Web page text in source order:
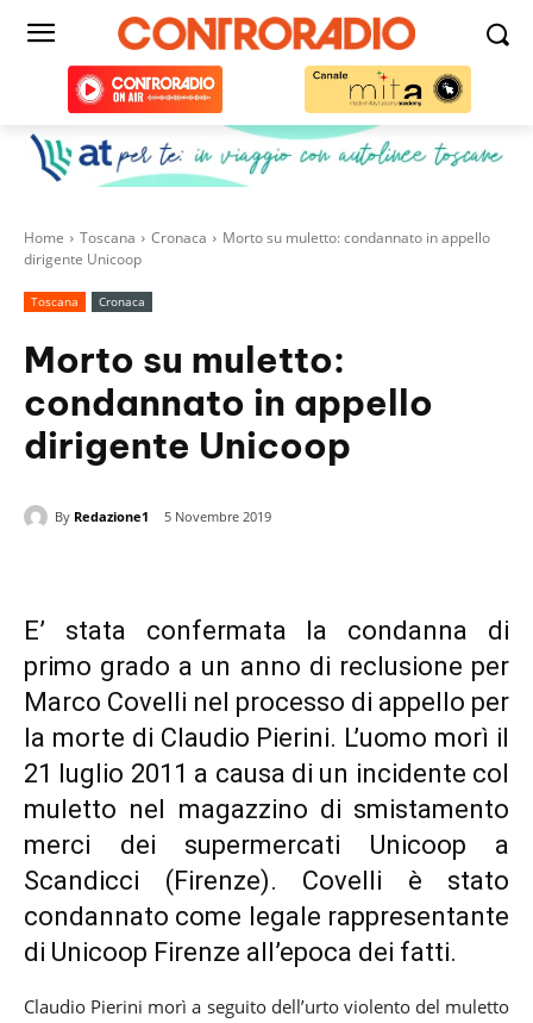
Home Toscana Cronaca
Morto su muletto: condannato in appello
dirigente Unicoop
Toscana Cronaca
Morto su muletto:
condannato in appello
dirigente Unicoop
By Redazione1 5 Novembre 2019
E’ stata confermata la condanna di
primo grado a un anno di reclusione per
Marco Covelli nel processo di appello per
la morte di Claudio Pierini. L’uomo morì il
21 luglio 2011 a causa di un incidente col
muletto nel magazzino di smistamento
merci dei supermercati Unicoop a
Scandicci (Firenze). Covelli è stato
condannato come legale rappresentante
di Unicoop Firenze all’epoca dei fatti.
Claudio Pierini morì a seguito dell’urto violento del muletto